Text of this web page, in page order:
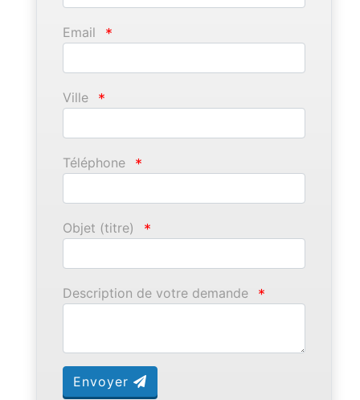
Email *
Ville *
Téléphone *
Objet (titre) *
Description de votre demande *
Envoyer